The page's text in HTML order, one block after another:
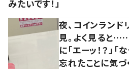
みたいです！」
夜、コインラン
見。よく見ると
に「エーッ！？」「
忘れたことに気づ